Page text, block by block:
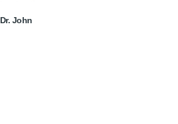
John